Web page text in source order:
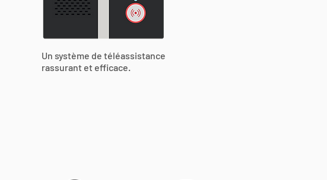
Un système de téléassistance
rassurant et efficace.